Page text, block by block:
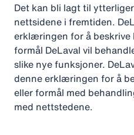
Det kan bli lagt til
nettsidene i fremtiden.
erklæringen for å beskrive
formål DeLaval vil
slike nye funksjoner.
denne erklæringen for å
eller formål med
med nettstedene.